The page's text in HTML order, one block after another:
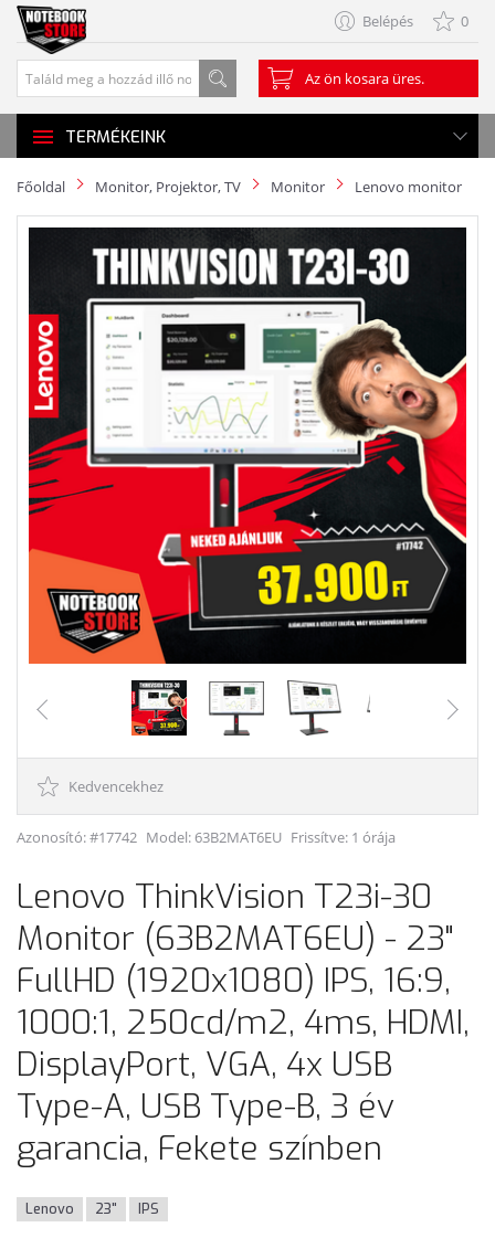
Belépés 0
Az ön kosara üres.
TERMÉKEINK
Főoldal Monitor, Projektor, TV Monitor Lenovo monitor
Kedvencekhez
Azonosító: #17742 Model:63B2MAT6EU Frissítve: 1 órája
Lenovo ThinkVision T23i-30
Monitor (63B2MAT6EU) - 23"
FullHD (1920x1080) IPS, 16:9,
1000:1, 250cd/m2, 4ms, HDMI,
DisplayPort, VGA, 4x USB
Type-A, USB Type-B, 3 év
garancia, Fekete színben
Lenovo 23" IPS